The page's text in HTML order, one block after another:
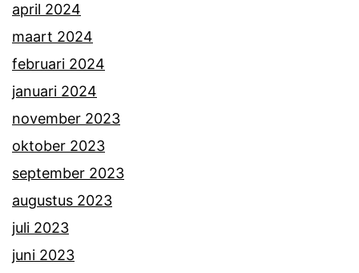
april 2024
maart 2024
februari 2024
januari 2024
november 2023
oktober 2023
september 2023
augustus 2023
juli 2023
juni 2023